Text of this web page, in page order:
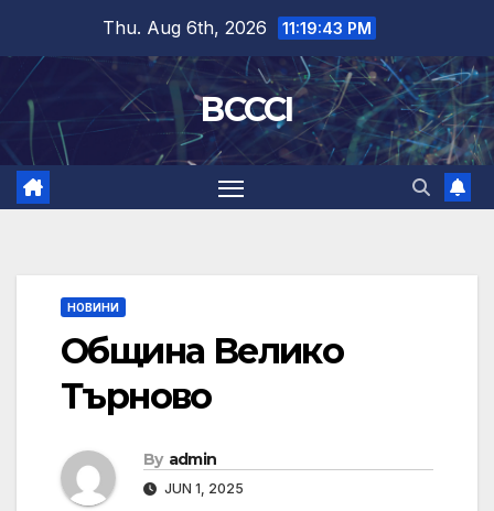
content
Thu. Aug 6th, 2026 11:19:44 PM
BCCCI
НОВИНИ
Община Велико
Търново
By admin
JUN 1, 2025